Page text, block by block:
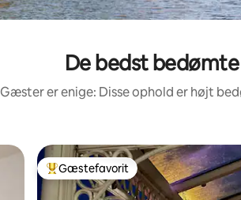
De bedst
Gæster er enige: Disse ophold er højt
Bedste gæstefavorit
Gæstefavorit